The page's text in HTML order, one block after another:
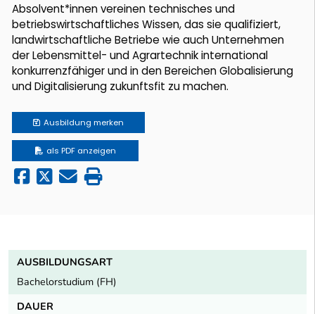
Absolvent­*innen vereinen technisches und
betriebswirtschaftliches Wissen, das sie qualifiziert,
landwirtschaftliche Betriebe wie auch Unternehmen
der Lebensmittel­- und Agrartechnik international
konkurrenzfähiger und in den Bereichen Globalisierung
und Digitalisierung zukunftsfit zu machen.
Ausbildung merken
als PDF anzeigen
AUSBILDUNGSART
Bachelorstudium (FH)
DAUER